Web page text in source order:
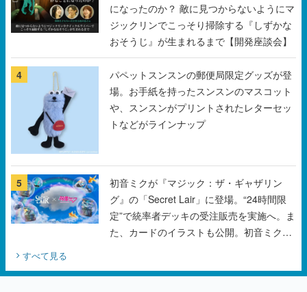
になったのか？ 敵に見つからないようにマ
ジックリンでこっそり掃除する『しずかな
おそうじ』が生まれるまで【開発座談会】
4
パペットスンスンの郵便局限定グッズが登
場。お手紙を持ったスンスンのマスコット
や、スンスンがプリントされたレターセッ
トなどがラインナップ
5
初音ミクが『マジック：ザ・ギャザリン
グ』の「Secret Lair」に登場。“24時間限
定”で統率者デッキの受注販売を実施へ。ま
た、カードのイラストも公開。初音ミクの
すべて見る